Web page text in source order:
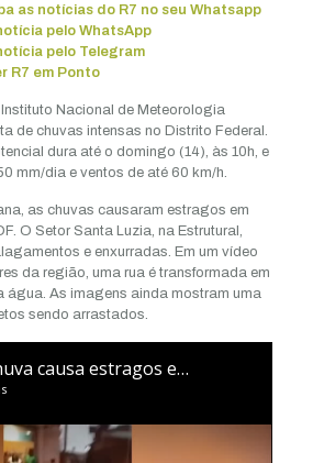
as notícias do R7 no seu Whatsapp
pelo WhatsApp
pelo Telegram
R7 em Ponto
Nacional de Meteorologia
de chuvas intensas no Distrito Federal.
dura até o domingo (14), às 10h, e
mm/dia e ventos de até 60 km/h.
as chuvas causaram estragos em
O Setor Santa Luzia, na Estrutural,
e enxurradas. Em um vídeo
da região, uma rua é transformada em
água. As imagens ainda mostram uma
sendo arrastados.